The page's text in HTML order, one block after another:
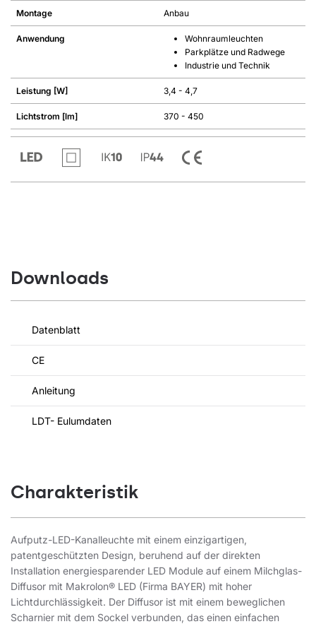
Montage Anbau
Anwendung
Wohnraumleuchten
Parkplätze und Radwege
Industrie und Technik
Leistung [W] 3,4 - 4,7
Lichtstrom [lm] 370 - 450
Downloads
Datenblatt
CE
Anleitung
LDT- Eulumdaten
Charakteristik
Aufputz-LED-Kanalleuchte mit einem einzigartigen,
patentgeschützten Design, beruhend auf der direkten
Installation energiesparender LED Module auf einem Milchglas-
Diffusor mit Makrolon® LED (Firma BAYER) mit hoher
Lichtdurchlässigkeit. Der Diffusor ist mit einem beweglichen
Scharnier mit dem Sockel verbunden, das einen einfachen